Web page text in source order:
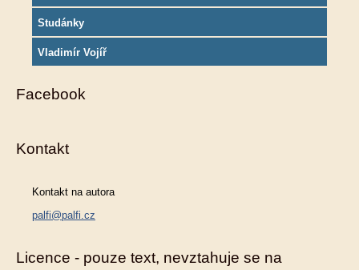
Studánky
Vladimír Vojíř
Facebook
Kontakt
Kontakt na autora
palfi@palfi.cz
Licence - pouze text, nevztahuje se na